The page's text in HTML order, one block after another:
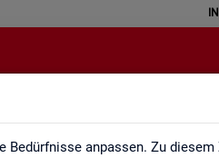
Bedürfnisse anpassen. Zu
Sprache